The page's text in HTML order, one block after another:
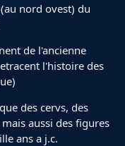
nord ovest) du
de l'ancienne
l'histoire des
des cervs, des
aussi des figures
ans a j.c.